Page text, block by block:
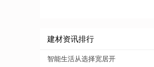
建材资讯排行
智能生活从选择宽居开